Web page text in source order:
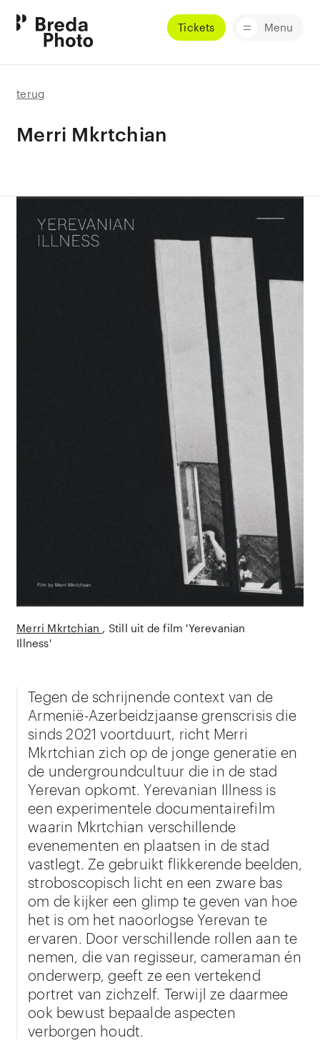
Tickets Menu
terug
Merri Mkrtchian
Merri Mkrtchian
Still uit de film 'Yerevanian
Illness'
Tegen de schrijnende context van de
Armenië-Azerbeidzjaanse grenscrisis die
sinds 2021 voortduurt, richt Merri
Mkrtchian zich op de jonge generatie en
de undergroundcultuur die in de stad
Yerevan opkomt. Yerevanian Illness is
een experimentele documentairefilm
waarin Mkrtchian verschillende
evenementen en plaatsen in de stad
vastlegt. Ze gebruikt flikkerende beelden,
stroboscopisch licht en een zware bas
om de kijker een glimp te geven van hoe
het is om het naoorlogse Yerevan te
ervaren. Door verschillende rollen aan te
nemen, die van regisseur, cameraman én
onderwerp, geeft ze een vertekend
portret van zichzelf. Terwijl ze daarmee
ook bewust bepaalde aspecten
verborgen houdt.